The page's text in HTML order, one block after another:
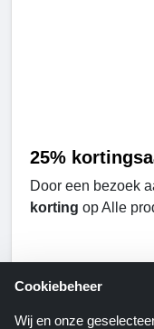
25%
Door een bezoek
korting op Alle
Cookiebeheer
Wij en onze